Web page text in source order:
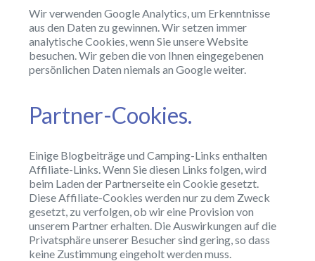
Wir verwenden Google Analytics, um Erkenntnisse
aus den Daten zu gewinnen. Wir setzen immer
analytische Cookies, wenn Sie unsere Website
besuchen. Wir geben die von Ihnen eingegebenen
persönlichen Daten niemals an Google weiter.
Partner-Cookies.
Einige Blogbeiträge und Camping-Links enthalten
Affiliate-Links. Wenn Sie diesen Links folgen, wird
beim Laden der Partnerseite ein Cookie gesetzt.
Diese Affiliate-Cookies werden nur zu dem Zweck
gesetzt, zu verfolgen, ob wir eine Provision von
unserem Partner erhalten. Die Auswirkungen auf die
Privatsphäre unserer Besucher sind gering, so dass
keine Zustimmung eingeholt werden muss.